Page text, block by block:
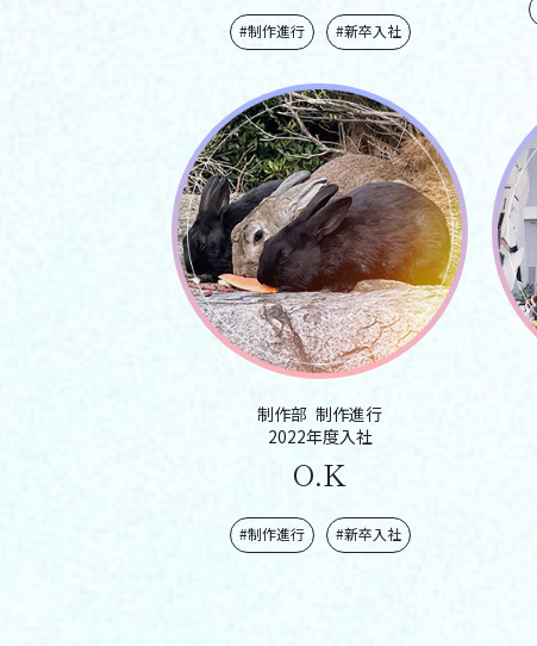
#制作進行 #新卒入社
制作部 制作進行
2022年度入社
O.K
#制作進行 #新卒入社